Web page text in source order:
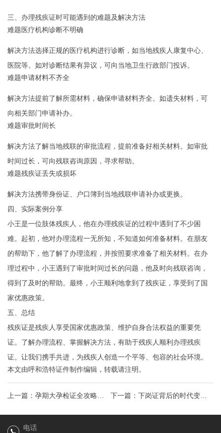
三、办理残疾证时可能遇到的难题及解决方法
难题医疗机构诊断不明确
解决方法选择正规的医疗机构进行诊断，如当地残疾人康复中心、
医院等。如对诊断结果有异议，可向当地卫生行政部门投诉。
难题申请材料不齐全
解决方法提前了解所需材料，确保申请材料齐全。如遗失材料，可
向相关部门申请补办。
难题审批时间长
解决方法了解当地残联的审批流程，提前准备好相关材料。如审批
时间过长，可向残联咨询原因，寻求帮助。
难题残疾证丢失或损坏
解决方法携带身份证、户口簿到当地残联申请补办或更换。
四、实际案例分享
小王是一位肢体残疾人，他在办理残疾证的过程中遇到了不少困
难。起初，他对办理流程一无所知，不知道如何准备材料。在朋友
的帮助下，他了解了办理流程，并按照要求准备了相关材料。在办
理过程中，小王遇到了审批时间过长的问题，他及时向残联咨询，
得到了及时的帮助。最终，小王顺利地拿到了残疾证，享受到了国
家优惠政策。
五、总结
残疾证是残疾人享受国家优惠政策、维护自身合法权益的重要凭
证。了解办理流程、掌握解决方法，有助于残疾人顺利办理残疾
证。让我们携手共进，为残疾人创造一个平等、包容的社会环境。
本文由呼和浩特证件制作编辑，转载请注明。
上一篇： 孕期大孕检证全攻略，
孕妈必备的孕期检查指南！
下一篇： 下岗证背后的时代变迁
你的“失业凭证”如何助力再就业？
电话